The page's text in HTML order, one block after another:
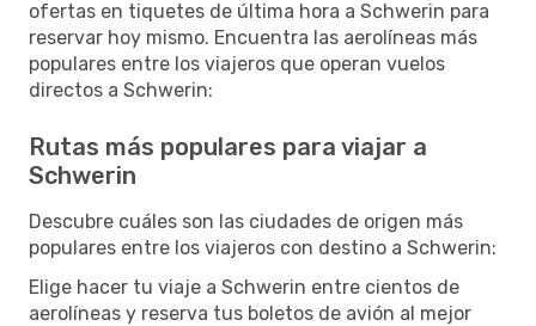
ofertas en tiquetes de última hora a Schwerin para
reservar hoy mismo. Encuentra las aerolíneas más
populares entre los viajeros que operan vuelos
directos a Schwerin:
Rutas más populares para viajar a
Schwerin
Descubre cuáles son las ciudades de origen más
populares entre los viajeros con destino a Schwerin:
Elige hacer tu viaje a Schwerin entre cientos de
aerolíneas y reserva tus boletos de avión al mejor